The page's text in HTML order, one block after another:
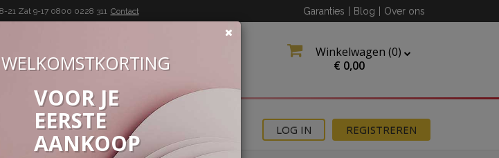
21 Zat 9-170800 0228 311 Contact Garanties Blog Over ons
Winkelwagen (0)
€ 0,00
VINO, BUONA VITA
DRANK ACCESSOIRES REGISTREREN
LOG IN
VOOR JE
EERSTE
AANKOOP